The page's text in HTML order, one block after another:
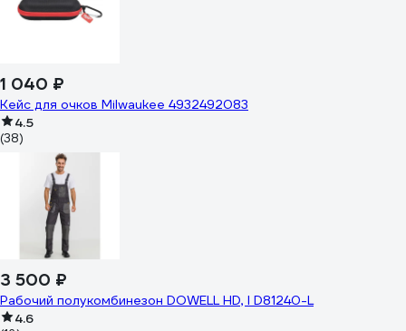
1 040 ₽
Кейс для очков Milwaukee 4932492083
4.5
(38)
3 500 ₽
Рабочий полукомбинезон DOWELL HD, l D81240-L
4.6